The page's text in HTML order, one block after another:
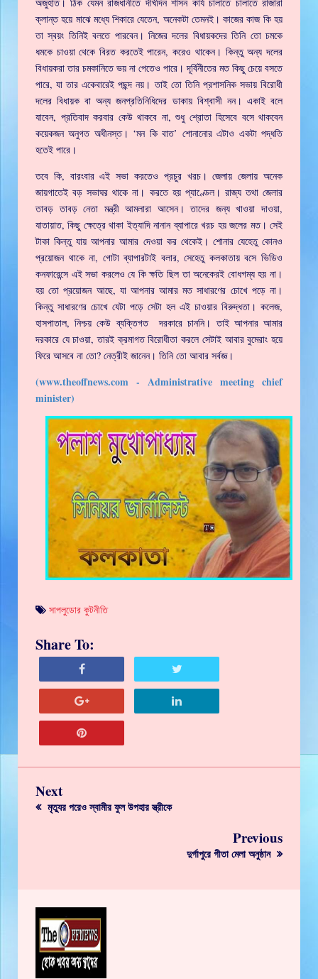
অজুহাত। ঠিক যেমন রাজধানীতে দীর্ঘদিন শাসন কার্য চালাতে চালাতে রাজারা
ক্লান্ত হয়ে মাঝে মধ্যে শিকারে যেতেন, অনেকটা তেমনই। কাজের কাজ কি হয়
তা স্বয়ং তিনিই বলতে পারবেন। নিজের দলের বিধায়কদের তিনি তো চমকে
ধমকে চাওয়া থেকে বিরত করতেই পারেন, করেও থাকেন। কিন্তু অন্য দলের
বিধায়করা তার চমকানিতে ভয় না পেতেও পারে। দূর্বিনীতের মত কিছু চেয়ে বসতে
পারে, যা তার একেবারেই পছন্দ নয়। তাই তো তিনি প্রশাসনিক সভায় বিরোধী
দলের বিধায়ক বা অন্য জনপ্রতিনিধিদের ডাকায় বিশ্বাসী নন। একাই বলে
যাবেন, প্রতিবাদ করবার কেউ থাকবে না, শুধু শ্রোতা হিসেবে বসে থাকবেন
কয়েকজন অনুগত অধীনস্ত। ‘মন কি বাত’ শোনানোর এটাও একটা পদ্ধতি
হতেই পারে।
তবে কি, বারংবার এই সভা করতেও প্রচুর খরচ। জেলায় জেলায় অনেক
জায়গাতেই বড় সভাঘর থাকে না। করতে হয় প্যাণ্ডেল। রাজ্য তথা জেলার
তাবড় তাবড় নেতা মন্ত্রী আমলারা আসেন। তাদের জন্য খাওয়া দাওয়া,
যাতায়াত, কিছু ক্ষেত্রে থাকা ইত্যাদি নানান ব্যাপারে খরচ হয় জলের মত। সেই
টাকা কিন্তু যায় আপনার আমার দেওয়া কর থেকেই। শোনার যেহেতু কোনও
প্রয়োজন থাকে না, গোটা ব্যাপারটাই বলার, সেহেতু কলকাতায় বসে ভিডিও
কনফারেন্সে এই সভা করলেও যে কি ক্ষতি ছিল তা অনেকেরই বোধগম্য হয় না।
হয় তো প্রয়োজন আছে, যা আপনার আমার মত সাধারণের চোখে পড়ে না।
কিন্তু সাধারণের চোখে যেটা পড়ে সেটা হল এই চাওয়ার বিরুদ্ধতা। কলেজ,
হাসপাতাল, নিশ্চয় কেউ ব্যক্তিগত দরকারে চাননি। তাই আপনার আমার
দরকারে যে চাওয়া, তারই ক্রমাগত বিরোধীতা করলে সেটাই আবার বুমেরাং হয়ে
ফিরে আসবে না তো? নেত্রীই জানেন। তিনি তো আবার সর্বজ্ঞ।
(www.theoffnews.com - Administrative meeting chief
minister)
সাপলুডোর কুটনীতি
Share To:
Next
মৃত্যুর পরেও স্বামীর ফুল উপহার স্ত্রীকে
Previous
দুর্গাপুরে গীতা মেলা অনুষ্ঠান